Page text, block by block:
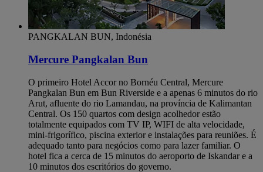
PANGKALAN BUN, Indonésia
Mercure Pangkalan Bun
O primeiro Hotel Accor no Bornéu Central, Mercure
Pangkalan Bun em Bun Riverside e a apenas 6 minutos do rio
Arut, afluente do rio Lamandau, na província de Kalimantan
Central. Os 150 quartos com design acolhedor estão
totalmente equipados com TV IP, WIFI de alta velocidade,
mini-frigorífico, piscina exterior e instalações para reuniões. É
adequado tanto para negócios como para lazer familiar. O
hotel fica a cerca de 15 minutos do aeroporto de Iskandar e a
10 minutos dos escritórios do governo.